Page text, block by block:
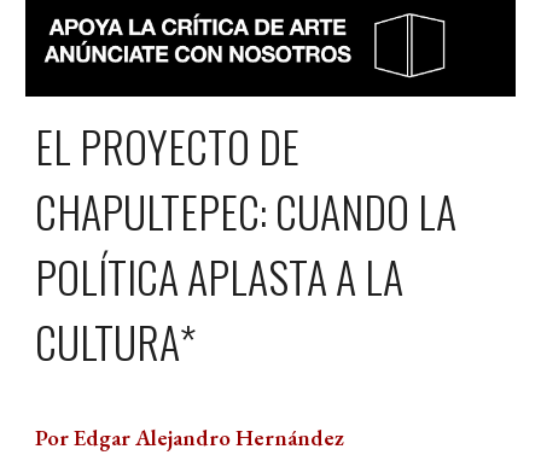
EL PROYECTO DE
CHAPULTEPEC: CUANDO LA
POLÍTICA APLASTA A LA
CULTURA*
Por Edgar Alejandro Hernández